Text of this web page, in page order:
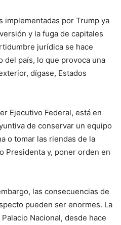
implementadas por Trump ya
y la fuga de capitales
jurídica se hace
del país, lo que provoca una
dígase, Estados
Ejecutivo Federal, está en
de conservar un equipo
o tomar las riendas de la
Presidenta y, poner orden en
las consecuencias de
pueden ser enormes. La
Nacional, desde hace